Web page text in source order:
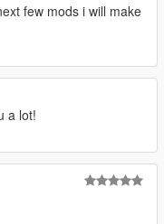
few mods i will make
a lot!